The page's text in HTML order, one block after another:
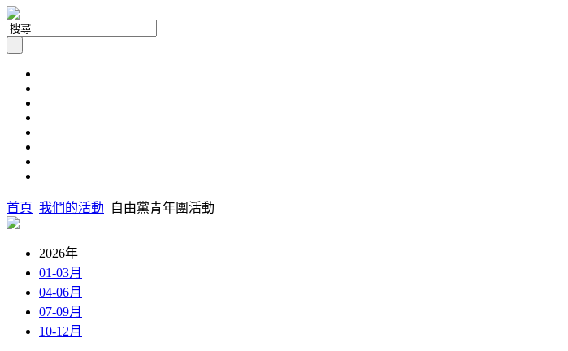
首頁 我們的活動 自由黨青年團活動
2026年
01-03月
04-06月
07-09月
10-12月